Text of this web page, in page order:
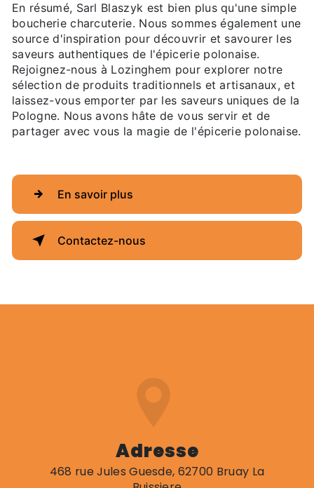
En résumé, Sarl Blaszyk est bien plus qu'une simple
boucherie charcuterie. Nous sommes également une
source d'inspiration pour découvrir et savourer les
saveurs authentiques de l'épicerie polonaise.
Rejoignez-nous à Lozinghem pour explorer notre
sélection de produits traditionnels et artisanaux, et
laissez-vous emporter par les saveurs uniques de la
Pologne. Nous avons hâte de vous servir et de
partager avec vous la magie de l'épicerie polonaise.
En savoir plus
Contactez-nous
Adresse
468 rue Jules Guesde, 62700 Bruay La